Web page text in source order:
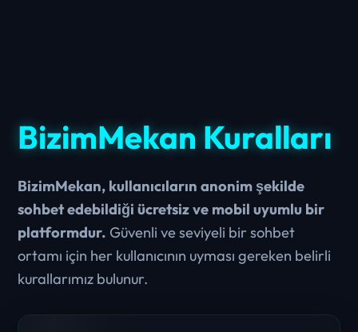
BizimMekan Kuralları
BizimMekan, kullanıcıların anonim şekilde
sohbet edebildiği ücretsiz ve mobil uyumlu bir
platformdur. Güvenli ve seviyeli bir sohbet
ortamı için her kullanıcının uyması gereken belirli
kurallarımız bulunur.